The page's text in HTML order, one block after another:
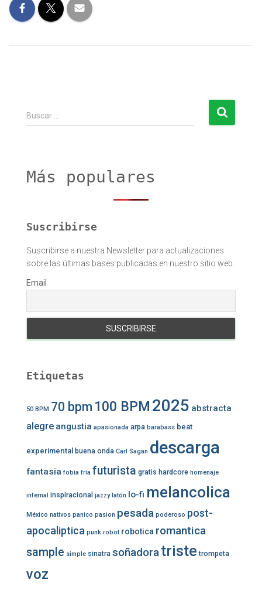
u
Buscar …
Más populares
Suscribirse
Suscribirse a nuestra Newsletter para actualizaciones
sobre las últimas bases publicadas en nuestro sitio web.
Email
Etiquetas
50 BPM 70 bpm 100 BPM 2025 abstracta
alegre angustia apasionada arpa barabass beat
experimental buena onda Carl Sagan descarga
fantasia fobia fria futurista gratis hardcore homenaje
infernal inspiracional jazzy latón lo-fi melancolica
México nativos panico pasion pesada poderoso post-
apocaliptica punk robot robotica romantica
sample simple sinatra soñadoratriste trompeta
voz